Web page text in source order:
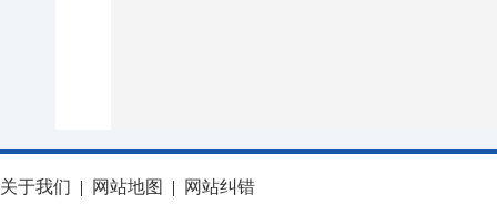
关于我们 | 网站地图 | 网站纠错